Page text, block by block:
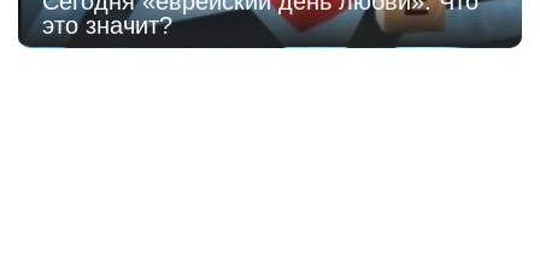
это значит?